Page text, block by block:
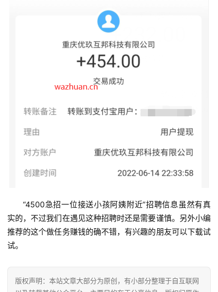
“4500急招一位接送小孩阿姨附近”招聘信息虽然有真
实的，不过我们在遇见这种招聘时还是需要谨慎。另外小编
推荐的这个做任务赚钱的确不错，有兴趣的朋友可以下载试
试。
版权声明：本站文章大部分为原创，有小部分整理于自互联网